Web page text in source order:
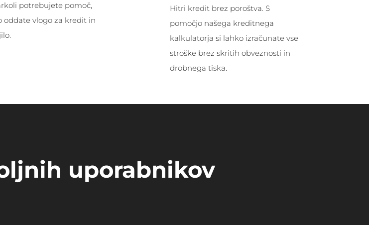
potrebujete pomoč,
oddate vlogo za kredit in
Hitri kredit brez poroštva. S
pomočjo našega kreditnega
kalkulatorja si lahko izračunate vse
stroške brez skritih obveznosti in
drobnega tiska.
uporabnikov